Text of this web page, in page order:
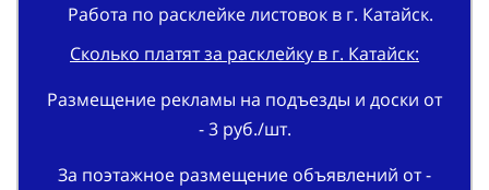
Работа по расклейке листовок в г. Катайск.
Сколько платят за расклейку в г. Катайск:
Размещение рекламы на подъезды и доски от
- 3 руб./шт.
За поэтажное размещение объявлений от -